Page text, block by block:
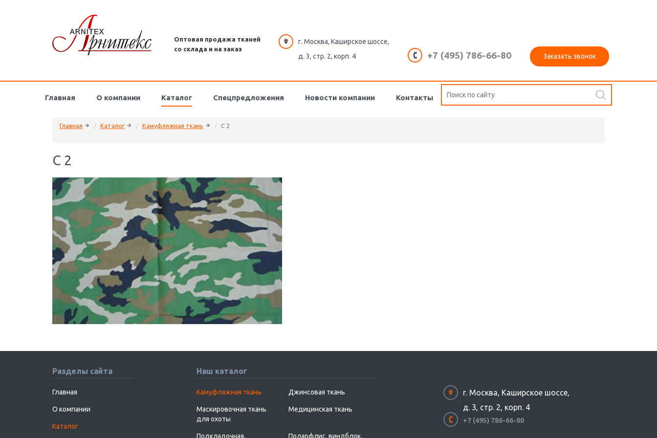
г. Москва, Каширское шоссе,
д. 3, стр. 2, корп. 4
+7 (495) 786-66-80 Заказать звонок
Оптовая продажа тканей
со склада и на заказ
Главная О компании Каталог Спецпредложения Новости компании Контакты
Главная Каталог Камуфляжная ткань C 2
C 2
Разделы сайта
Главная
О компании
Каталог
Наш каталог
Камуфляжная ткань Джинсовая ткань
Маскировочная ткань
для охоты
Медицинская ткань
Подкладочная, Поларфлис, виндблок,
г. Москва, Каширское шоссе,
д. 3, стр. 2, корп. 4
+7 (495) 786-66-80